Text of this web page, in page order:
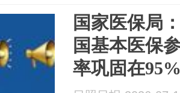
国家医保局
国基本医保
率巩固在